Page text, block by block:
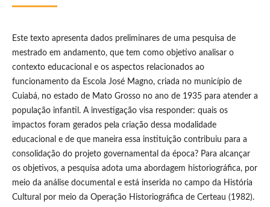
Este texto apresenta dados preliminares de uma pesquisa de
mestrado em andamento, que tem como objetivo analisar o
contexto educacional e os aspectos relacionados ao
funcionamento da Escola José Magno, criada no município de
Cuiabá, no estado de Mato Grosso no ano de 1935 para atender a
população infantil. A investigação visa responder: quais os
impactos foram gerados pela criação dessa modalidade
educacional e de que maneira essa instituição contribuiu para a
consolidação do projeto governamental da época? Para alcançar
os objetivos, a pesquisa adota uma abordagem historiográfica, por
meio da análise documental e está inserida no campo da História
Cultural por meio da Operação Historiográfica de Certeau (1982).